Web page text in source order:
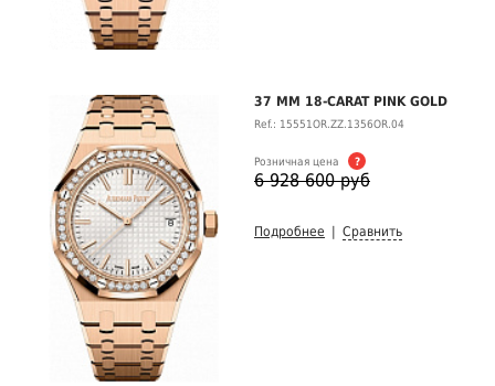
37 MM 18-CARAT PINK GOLD
Ref.: 15551OR.ZZ.1356OR.04
Розничная цена ?
6 928 600 руб
Подробнее Сравнить